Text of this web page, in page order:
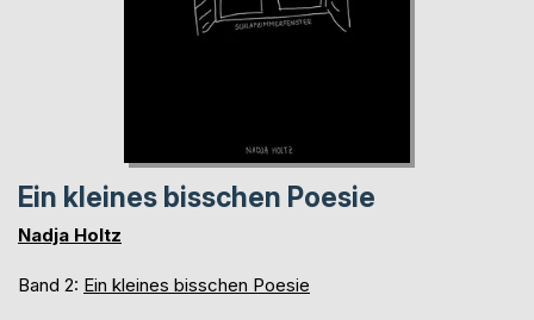
Ein kleines bisschen Poesie
Nadja Holtz
Band 2: Ein kleines bisschen Poesie